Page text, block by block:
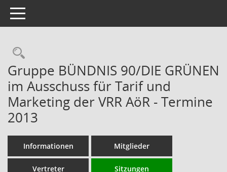
Toggle navigation
Rechercheauswahl
Gruppe BÜNDNIS 90/DIE GRÜNEN
im Ausschuss für Tarif und
Marketing der VRR AöR - Termine
2013
Informationen Mitglieder
Vertreter Sitzungen